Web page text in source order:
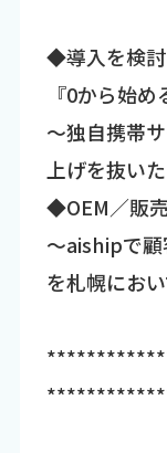
◆導入を検
『0から始
～独自携帯
上げを抜い
◆OEM／販
～aishipで
を札幌にお